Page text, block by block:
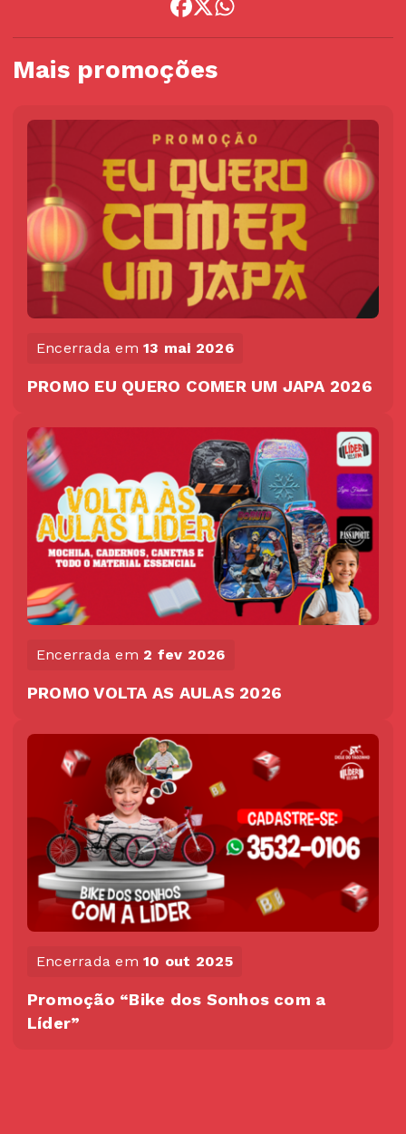
Mais promoções
Encerrada em13 mai 2026
PROMO EU QUERO COMER UM JAPA 2026
Encerrada em 2 fev 2026
PROMO VOLTA AS AULAS 2026
Encerrada em10 out 2025
Promoção “Bike dos Sonhos com a
Líder”